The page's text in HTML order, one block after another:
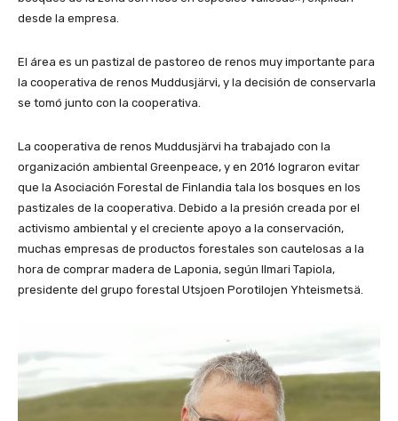
desde la empresa.
El área es un pastizal de pastoreo de renos muy importante para
la cooperativa de renos Muddusjärvi, y la decisión de conservarla
se tomó junto con la cooperativa.
La cooperativa de renos Muddusjärvi ha trabajado con la
organización ambiental Greenpeace, y en 2016 lograron evitar
que la Asociación Forestal de Finlandia tala los bosques en los
pastizales de la cooperativa. Debido a la presión creada por el
activismo ambiental y el creciente apoyo a la conservación,
muchas empresas de productos forestales son cautelosas a la
hora de comprar madera de Laponia, según Ilmari Tapiola,
presidente del grupo forestal Utsjoen Porotilojen Yhteismetsä.